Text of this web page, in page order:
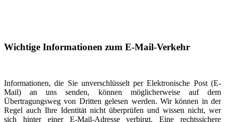
Wichtige Informationen zum E-Mail-Verkehr
Informationen, die Sie unverschlüsselt per Elektronische Post (E-
Mail) an uns senden, können möglicherweise auf dem
Übertragungsweg von Dritten gelesen werden. Wir können in der
Regel auch Ihre Identität nicht überprüfen und wissen nicht, wer
sich hinter einer E-Mail-Adresse verbirgt. Eine rechtssichere